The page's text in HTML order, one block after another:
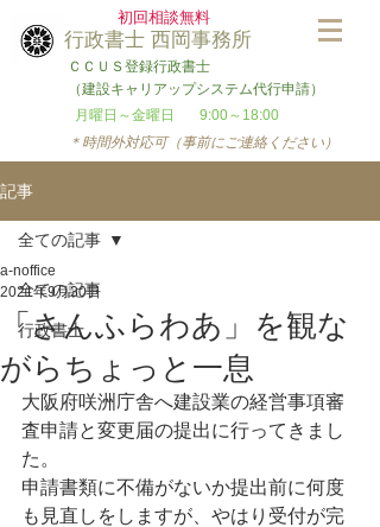
​行政書士 西岡事務所
​初回相談無料
ＣＣＵＳ登録行政書士
（建設キャリアップシステム代行申請）
​月曜日～金曜日
9:00～18:00
＊時間外対応可（事前にご連絡ください）
記事
全ての記事
行政書士
全ての記事
「さんふらわあ」を観な
がらちょっと一息
a-noffice
2021年9月30日
大阪府咲洲庁舎へ建設業の経営事項審
査申請と変更届の提出に行ってきまし
た。
申請書類に不備がないか提出前に何度
も見直しをしますが、やはり受付が完